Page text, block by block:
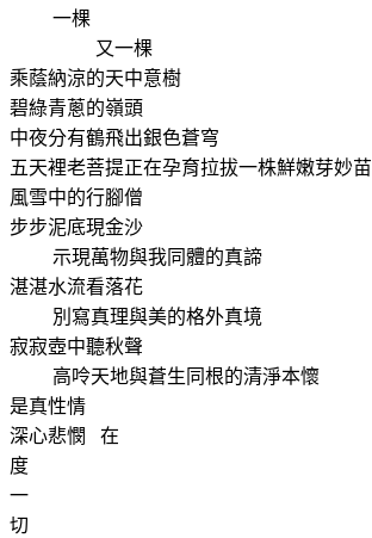
一棵
又一棵
乘蔭納涼的天中意樹
碧綠青蔥的嶺頭
中夜分有鶴飛出銀色蒼穹
五天裡老菩提正在孕育拉拔一株鮮嫩芽妙苗
風雪中的行腳僧
步步泥底現金沙
示現萬物與我同體的真諦
湛湛水流看落花
別寫真理與美的格外真境
寂寂壺中聽秋聲
高呤天地與蒼生同根的清淨本懷
是真性情
深心悲憫
在
度
一
切